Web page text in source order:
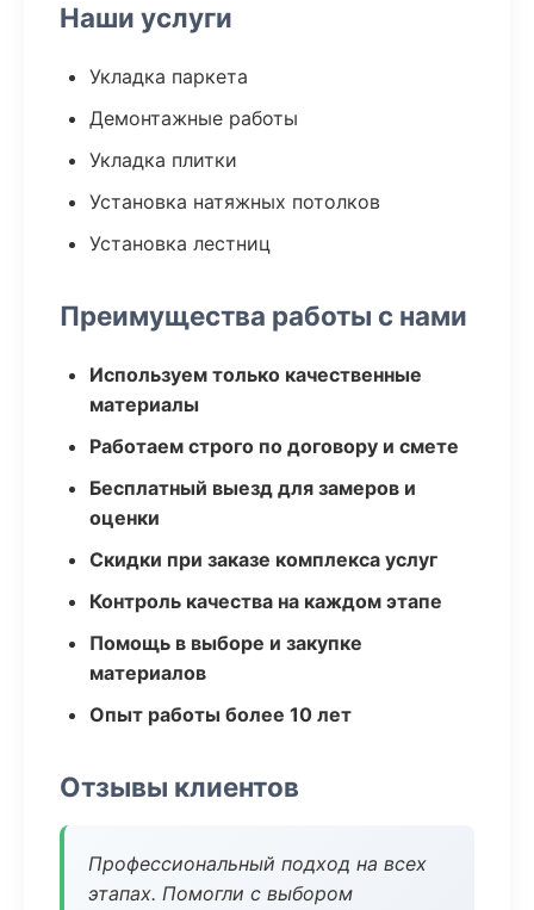
Наши услуги
Укладка паркета
Демонтажные работы
Укладка плитки
Установка натяжных потолков
Установка лестниц
Преимущества работы с нами
Используем только качественные
материалы
Работаем строго по договору и смете
Бесплатный выезд для замеров и
оценки
Скидки при заказе комплекса услуг
Контроль качества на каждом этапе
Помощь в выборе и закупке
материалов
Опыт работы более 10 лет
Отзывы клиентов
Профессиональный подход на всех
этапах. Помогли с выбором